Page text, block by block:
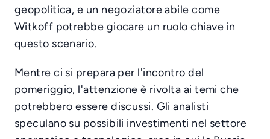
geopolitica, e un negoziatore abile come
Witkoff potrebbe giocare un ruolo chiave in
questo scenario.
Mentre ci si prepara per l'incontro del
pomeriggio, l'attenzione è rivolta ai temi che
potrebbero essere discussi. Gli analisti
speculano su possibili investimenti nel settore